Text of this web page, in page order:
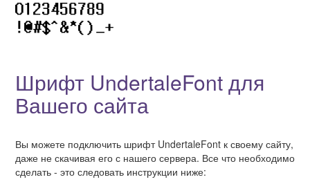
Шрифт UndertaleFont для
Вашего сайта
Вы можете подключить шрифт UndertaleFont к своему сайту,
даже не скачивая его с нашего сервера. Все что необходимо
сделать - это следовать инструкции ниже: